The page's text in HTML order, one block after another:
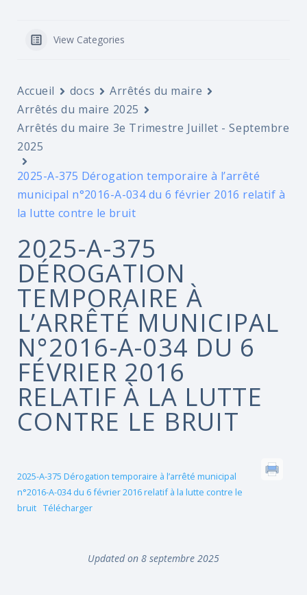
View Categories
Accueil docs
Arrêtés du maire
Arrêtés du maire 2025
Arrêtés du maire 3e Trimestre Juillet - Septembre
2025
2025-A-375 Dérogation temporaire à l’arrêté
municipal n°2016-A-034 du 6 février 2016 relatif à
la lutte contre le bruit
2025-A-375
DÉROGATION
TEMPORAIRE À
L’ARRÊTÉ MUNICIPAL
N°2016-A-034 DU 6
FÉVRIER 2016
RELATIF À LA LUTTE
CONTRE LE BRUIT
2025-A-375 Dérogation temporaire à l’arrêté municipal
n°2016-A-034 du 6 février 2016 relatif à la lutte contre le
bruit Télécharger
Updated on 8 septembre 2025